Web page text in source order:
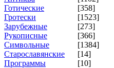
Готические
[358]
Гротески
[1523]
Зарубежные
[273]
Рукописные
[366]
Символьные
[1384]
Старославянские
[14]
Программы
[10]